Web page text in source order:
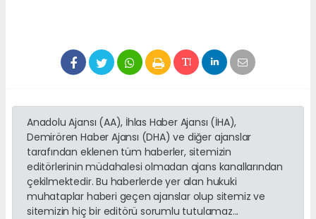
Anadolu Ajansı (AA), İhlas Haber Ajansı (İHA),
Demirören Haber Ajansı (DHA) ve diğer ajanslar
tarafından eklenen tüm haberler, sitemizin
editörlerinin müdahalesi olmadan ajans kanallarından
çekilmektedir. Bu haberlerde yer alan hukuki
muhataplar haberi geçen ajanslar olup sitemiz ve
sitemizin hiç bir editörü sorumlu tutulamaz...